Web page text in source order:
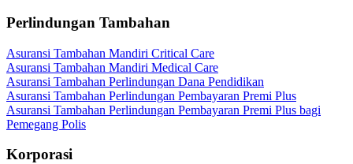
Perlindungan Tambahan
Asuransi Tambahan Mandiri Critical Care
Asuransi Tambahan Mandiri Medical Care
Asuransi Tambahan Perlindungan Dana Pendidikan
Asuransi Tambahan Perlindungan Pembayaran Premi Plus
Asuransi Tambahan Perlindungan Pembayaran Premi Plus bagi
Pemegang Polis
Korporasi